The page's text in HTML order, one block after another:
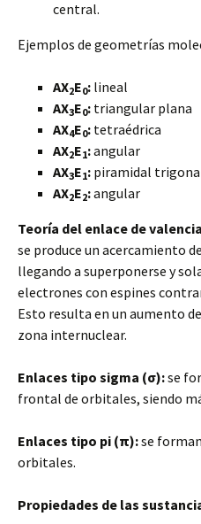
central.
Ejemplos de geometrías
AX2E0: lineal
AX3E0: triangular plana
AX4E0: tetraédrica
AX2E1:angular
AX3E1: piramidal
AX2E2:angular
Teoría del enlace de
se produce un acercamiento
llegando a superponerse y
electrones con espines
Esto resulta en un aumento
zona internuclear.
Enlaces tipo sigma (σ):se
frontal de orbitales, siendo
Enlaces tipo pi (π):se
orbitales.
Propiedades de las